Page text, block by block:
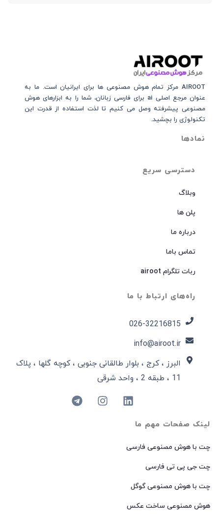
لینک صفحات مهم ما
چت با هوش مصنوعی فارسی
چت جی پی تی فارسی
چت با هوش مصنوعی گوگل
هوش مصنوعی ساخت عکس
دسترسی سریع
وبلاگ
پلن ها
درباره ما
تماس باما
ربات تلگرام airoot
راه‌های ارتباط با ما
026-32216815​
info@airoot.ir
البرز ، کرج ، بلوار طالقانی جنوبی ، کوچه گلها ، پلاک
11 ، طبقه 2 ، واحد شرقی
AIROOT مرکز تمام هوش مصنوعی‌‌‌ ها برای ایرانیان است. ما به
عنوان مرجع اصلی ai برای فارسی زبانان، شما را به ابزارهای هوش
مصنوعی پیشرفته وصل می کنیم تا لذت استفاده از قدرت این
تکنولوژی را بچشید.
نمادها